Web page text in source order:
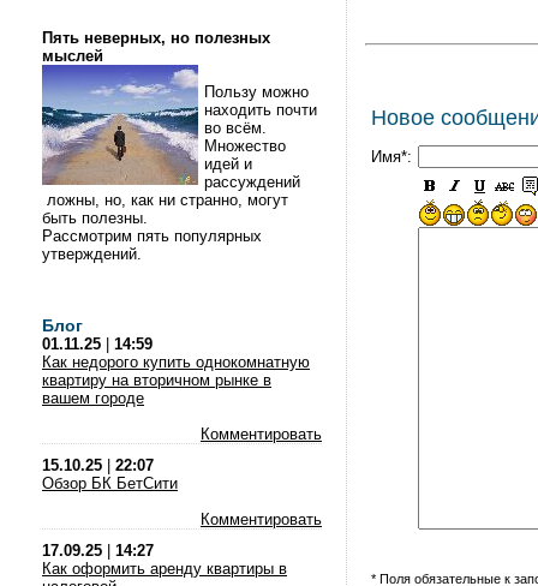
Пять неверных, но полезных
мыслей
Пользу можно
находить почти
во всём.
Множество
идей и
рассуждений
ложны, но, как ни странно, могут
быть полезны.
Рассмотрим пять популярных
утверждений.
Блог
01.11.25
14:59
Как недорого купить однокомнатную
квартиру на вторичном рынке в
вашем городе
Комментировать
15.10.25
22:07
Обзор БК БетСити
Комментировать
17.09.25
14:27
Как оформить аренду квартиры в
Новое
Имя*:
* Поля обязательные к